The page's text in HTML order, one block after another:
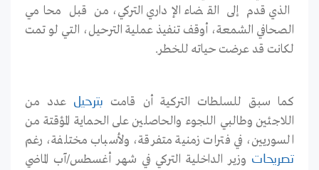
الذي قدم إلى القضاء الإداري التركي، من قبل محامي
الصحافي الشمعة، أوقف تنفيذ عملية الترحيل، التي لو تمت
لكانت قد عرضت حياته للخطر.
كما سبق للسلطات التركية أن قامت بترحيل
عدد من
اللاجئين وطالبي اللجوء والحاصلين على الحماية المؤقتة من
السوريين، في فترات زمنية متفرقة، ولأسباب مختلفة، رغم
تصريحات وزير الداخلية التركي في شهر أغسطس/آب الماضي